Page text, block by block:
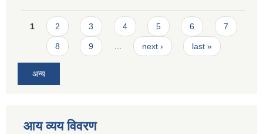
Pages
1 2 3 4 5 6 7
8 9 … next › last »
अन्य
आय व्यय विवरण